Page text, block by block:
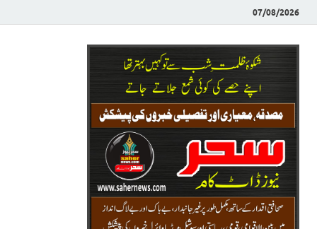
07/08/2026